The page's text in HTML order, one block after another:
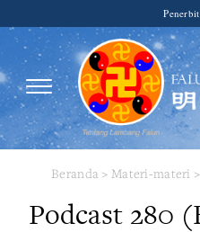
Beranda >Materi-materi >
Podcast 280